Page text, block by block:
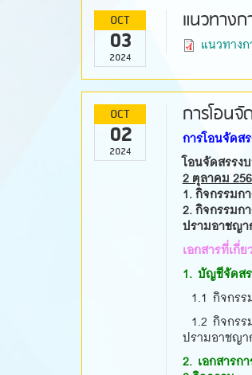
OCT
03
2024
แนวทาง
แนวทาง
OCT
02
2024
การโอน
การโอนจัดส
โอนจัดสรรง
2 ตุลาคม
1.กิจกรรมก
2. กิจกรรมก
ปรามอาชญา
เอกสารที่เกี่
1. บัญชีจัดส
1.1 กิจกร
1.2 กิจกร
ปรามอาชญา
2. เอกสารก